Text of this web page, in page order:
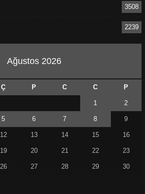
3508
2239
Ağustos 2026
Ç P C C P
1 2
5 6 7 8 9
12 13 14 15 16
19 20 21 22 23
26 27 28 29 30